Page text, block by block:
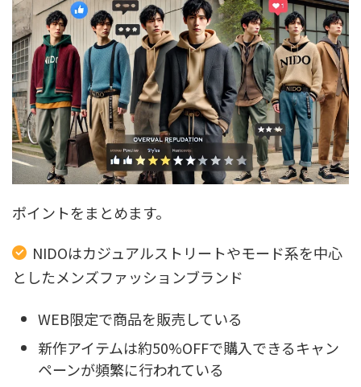
ポイントをまとめます。
NIDOはカジュアルストリートやモード系を中心
としたメンズファッションブランド
WEB限定で商品を販売している
新作アイテムは約50%OFFで購入できるキャン
ペーンが頻繁に行われている